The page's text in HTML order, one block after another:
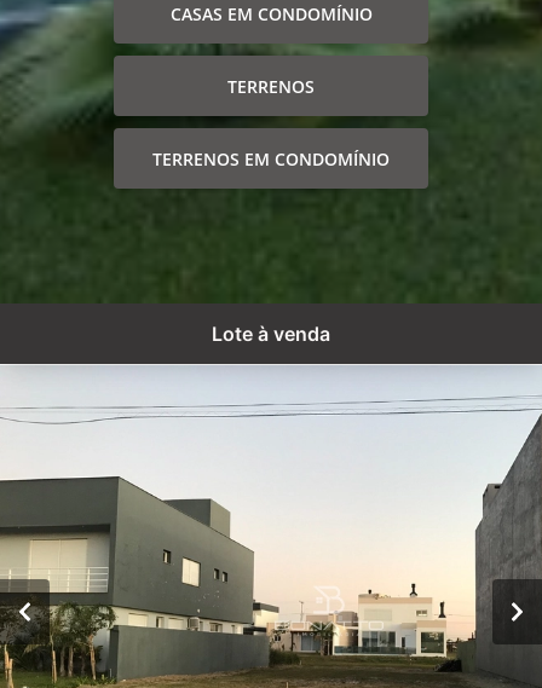
CASAS EM CONDOMÍNIO
TERRENOS
TERRENOS EM CONDOMÍNIO
Lote à venda